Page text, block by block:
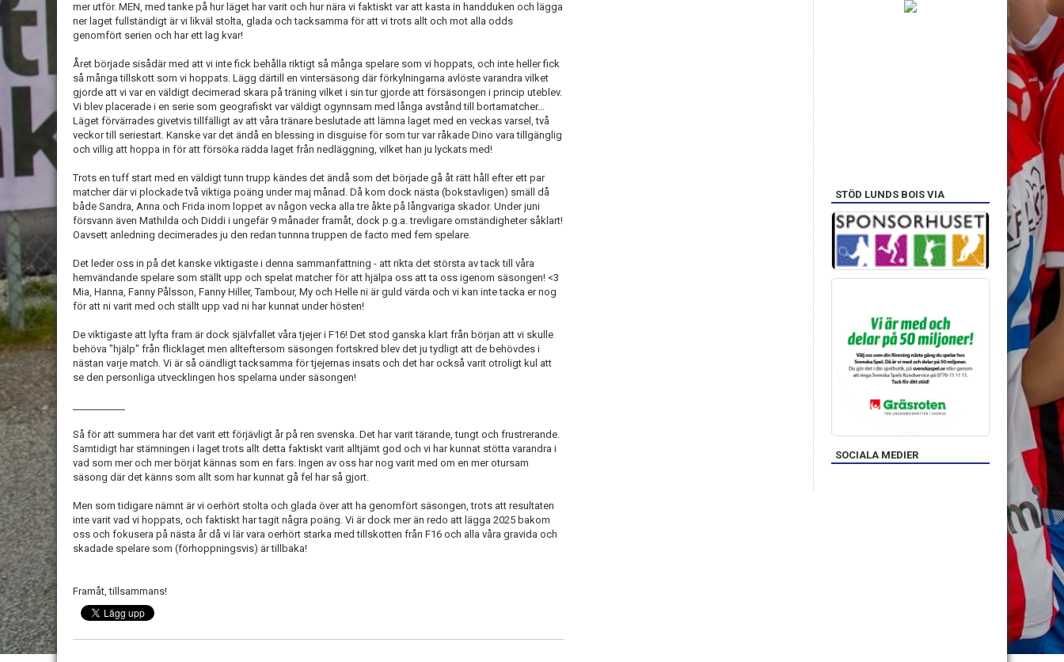
mer utför. MEN, med tanke på hur läget har varit och hur nära vi faktiskt var att kasta in handduken och lägga
ner laget fullständigt är vi likväl stolta, glada och tacksamma för att vi trots allt och mot alla odds
genomfört serien och har ett lag kvar!
Året började sisådär med att vi inte fick behålla riktigt så många spelare som vi hoppats, och inte heller fick
så många tillskott som vi hoppats. Lägg därtill en vintersäsong där förkylningarna avlöste varandra vilket
gjorde att vi var en väldigt decimerad skara på träning vilket i sin tur gjorde att försäsongen i princip uteblev.
Vi blev placerade i en serie som geografiskt var väldigt ogynnsam med långa avstånd till bortamatcher...
Läget förvärrades givetvis tillfälligt av att våra tränare beslutade att lämna laget med en veckas varsel, två
veckor till seriestart. Kanske var det ändå en blessing in disguise för som tur var råkade Dino vara tillgänglig
och villig att hoppa in för att försöka rädda laget från nedläggning, vilket han ju lyckats med!
Trots en tuff start med en väldigt tunn trupp kändes det ändå som det började gå åt rätt håll efter ett par
matcher där vi plockade två viktiga poäng under maj månad. Då kom dock nästa (bokstavligen) smäll då
både Sandra, Anna och Frida inom loppet av någon vecka alla tre åkte på långvariga skador. Under juni
försvann även Mathilda och Diddi i ungefär 9 månader framåt, dock p.g.a. trevligare omständigheter såklart!
Oavsett anledning decimerades ju den redan tunnna truppen de facto med fem spelare.
Det leder oss in på det kanske viktigaste i denna sammanfattning - att rikta det största av tack till våra
hemvändande spelare som ställt upp och spelat matcher för att hjälpa oss att ta oss igenom säsongen! <3
Mia, Hanna, Fanny Pålsson, Fanny Hiller, Tambour, My och Helle ni är guld värda och vi kan inte tacka er nog
för att ni varit med och ställt upp vad ni har kunnat under hösten!
De viktigaste att lyfta fram är dock självfallet våra tjejer i F16! Det stod ganska klart från början att vi skulle
behöva "hjälp" från flicklaget men allteftersom säsongen fortskred blev det ju tydligt att de behövdes i
nästan varje match. Vi är så oändligt tacksamma för tjejernas insats och det har också varit otroligt kul att
se den personliga utvecklingen hos spelarna under säsongen!
Så för att summera har det varit ett förjävligt år på ren svenska. Det har varit tärande, tungt och frustrerande.
Samtidigt har stämningen i laget trots allt detta faktiskt varit alltjämt god och vi har kunnat stötta varandra i
vad som mer och mer börjat kännas som en fars. Ingen av oss har nog varit med om en mer otursam
säsong där det känns som allt som har kunnat gå fel har så gjort.
Men som tidigare nämnt är vi oerhört stolta och glada över att ha genomfört säsongen, trots att resultaten
inte varit vad vi hoppats, och faktiskt har tagit några poäng. Vi är dock mer än redo att lägga 2025 bakom
oss och fokusera på nästa år då vi lär vara oerhört starka med tillskotten från F16 och alla våra gravida och
skadade spelare som (förhoppningsvis) är tillbaka!
Framåt, tillsammans!
STÖD LUNDS BOIS VIA
SOCIALA MEDIER